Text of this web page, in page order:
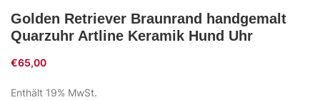
Golden Retriever Braunrand handgemalt
Quarzuhr Artline Keramik Hund Uhr
€65,00
Enthält 19% MwSt.